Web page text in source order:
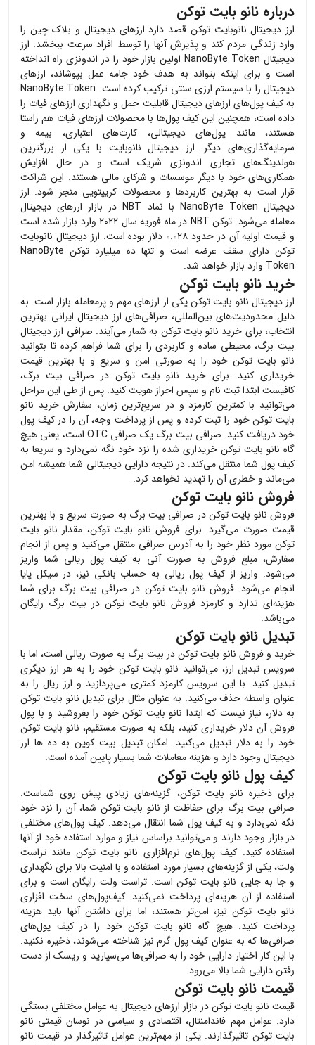
درباره نانو بایت توکن
ارز دیجیتال نانوبایت توکن قصد دارد ارزهای دیجیتال و بلاک چین را
وارد زندگی مردم کند و پذیرش آنها را توسط افراد سرعت ببخشد. ارز
دیجیتال NanoByte Tokenاولین بازار خود را در اندونزی راه انداخته
است و برای اینکه بتواند به هدف خود جامه عمل بپوشاند، ارزهای
دیجیتال را با سیستم ارزی سنتی ترکیب کرده است. NanoByte Token
به کیف پول‌های ارزهای دیجیتال قابلیت حمل و نگهداری ارزهای فیات را
داده است، همچنین این کیف پول‌ها با محصولات ارزهای فیات هم راستا
هستند، مانند پول‌های دیجیتالی، کارت‌های اعتباری، بیمه و
سرمایه‌گذاری‌های دیگر. ارز دیجیتال نانوبایت با یکی از بزرگترین
هولدینگ‌های تجاری اندونزی شریک است و در حال افزایش
همکاری‌های خود با دیگر موسسات و شرکای مالی هستند. این شراکت
قرار است به بهترین کاربردها و محصولات کریپتویی منجر شود. ارز
دیجیتال NanoByte Token با نماد NBTدر بازار ارزهای دیجیتال
معامله می‌شود. توکن NBT
در ماه فوریه سال ۲۰۲۲ وارد بازار شده است
و قیمت اولیه آن در حدود ۰.۰۲۸ دلار بوده است. ارز دیجیتال نانوبایت
توکن دارای سقف عرضه است و تنها ده میلیارد توکن NanoByte
Token وارد بازار خواهد شد.
خرید نانو بایت توکن
ارز دیجیتال نانو بایت توکنیکی از ارزهای مهم و پرمعامله بازار است. به
دلیل محدودیت‌های بین‌المللی، صرافی‌های ارز دیجیتال ایرانی بهترین
انتخاب، برای خرید نانو بایت توکن به شمار می‌آیند. صرافی ارز دیجیتال
بیت برگ، محیطی ساده و کاربردی را برای شما فراهم کرده تا بتوانید
نانو بایت توکن خود را به صورتی امن و سریع و با بهترین قیمت
خریداری کنید. برای خرید نانو بایت توکن در صرافی بیت برگ،
کافیست ابتدا ثبت نام و سپس احراز هویت کنید. پس از طی این مراحل
می‌توانید با کمترین کارمزد و در سریع‌ترین زمان، سفارش خرید نانو
بایت توکنخود را ثبت کرده و پس از پرداخت وجه، آن را در کیف پول
خود دریافت کنید. صرافی بیت برگ یک صرافی OTC است، یعنی هیچ
گاه نانو بایت توکن خریداری شده را نزد خود نگه نمی‌دارد و سریعا به
کیف پول شما منتقل می‌کند. در نتیجه دارایی دیجیتالی شما همیشه امن
می‌ماند و خطری آن را تهدید نخواهد کرد.
فروش نانو بایت توکن
فروش نانو بایت توکندر صرافی بیت برگ به صورت سریع و با بهترین
قیمت صورت می‌گیرد. برای فروش نانو بایت توکن، مقدار نانو بایت
توکن مورد نظر خود را به آدرس صرافی منتقل می‌کنید و پس از انجام
سفارش، مبلغ فروش به صورت آنی به کیف پول ریالی شما واریز
می‌شود. واریز از کیف پول ریالی به حساب بانکی نیز، در سیکل پایا
انجام می‌شود. فروش نانو بایت توکن در صرافی بیت برگ برای شما
هزینه‌ای ندارد و کارمزد فروش نانو بایت توکن در بیت برگ رایگان
می‌باشد.
تبدیل نانو بایت توکن
خرید و فروش نانو بایت توکندر بیت برگ به صورت ریالی است، اما با
سرویس تبدیل ارز، می‌توانید نانو بایت توکن خود را به هر ارز دیگری
تبدیل کنید. با این سرویس کارمزد کمتری می‌پردازید و ارز ریال را به
عنوان واسطه حذف می‌کنید. به عنوان مثال برای تبدیل نانو بایت توکن
به دلار، نیاز نیست که ابتدا نانو بایت توکن خود را بفروشید و با پول
فروش آن دلار خریداری کنید، بلکه به صورت مستقیم، نانو بایت توکن
خود را به دلار تبدیل می‌کنید. امکان تبدیل بیت کوین به ده ها ارز
دیجیتال وجود دارد و هزینه معاملات شما بسیار پایین آمده است.
کیف پول نانو بایت توکن
برای ذخیره نانو بایت توکن، گزینه‌های زیادی پیش روی شماست.
صرافی بیت برگ برای حفاظت از نانو بایت توکن شما، آن را نزد خود
نگه نمی‌دارد و به کیف پول شما انتقال می‌دهد. کیف پول‌های مختلفی
در بازار وجود دارند و می‌توانید براساس نیاز و موارد استفاده خود از آنها
استفاده کنید. کیف پول‌های نرم‌افزاری نانو بایت توکن مانند تراست
ولت، یکی از گزینه‌های بسیار مورد استفاده و با امنیت بالا برای نگهداری
و جا به جایی نانو بایت توکناست. تراست ولت رایگان است و برای
استفاده از آن هزینه‌ای پرداخت نمی‌کنید. کیف‌پول‌های سخت افزاری
نانو بایت توکننیز، امن‌تر هستند، اما برای داشتن آنها باید هزینه
پرداخت کنید. هیچ گاه نانو بایت توکنخود را در کیف پول‌های
صرافی‌ها که به عنوان کیف پول گرم نیز شناخته می‌شوند، ذخیره نکنید.
با این کار اختیار دارایی خود را به صرافی‌ها می‌سپارید و ریسک از دست
رفتن دارایی شما بالا می‌رود.
قیمت نانو بایت توکن
قیمت نانو بایت توکندر بازار ارزهای دیجیتال به عوامل مختلفی بستگی
دارد. عوامل مهم فاندامنتال، اقتصادی و سیاسی در نوسان قیمتی نانو
بایت توکن تاثیرگذارند. یکی از مهم‌ترین عوامل تاثیرگذار در قیمت نانو